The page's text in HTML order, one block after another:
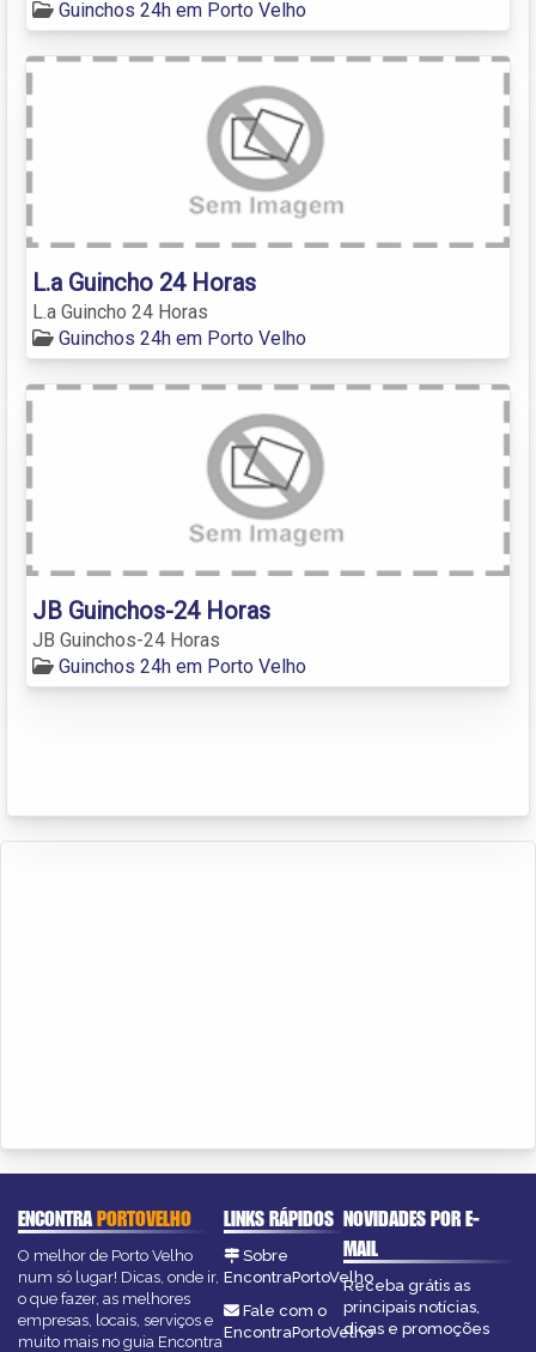
Guinchos 24h em Porto Velho
L.a Guincho 24 Horas
L.a Guincho 24 Horas
Guinchos 24h em Porto Velho
JB Guinchos-24 Horas
JB Guinchos-24 Horas
Guinchos 24h em Porto Velho
ENCONTRAPORTOVELHO
O melhor de Porto Velho
num só lugar! Dicas, onde ir,
o que fazer, as melhores
empresas, locais, serviços e
muito mais no guia Encontra
LINKS RÁPIDOS
Sobre
EncontraPortoVelho
Fale com o
EncontraPortoVelho
NOVIDADES POR E-
MAIL
Receba grátis as
principais notícias,
dicas e promoções